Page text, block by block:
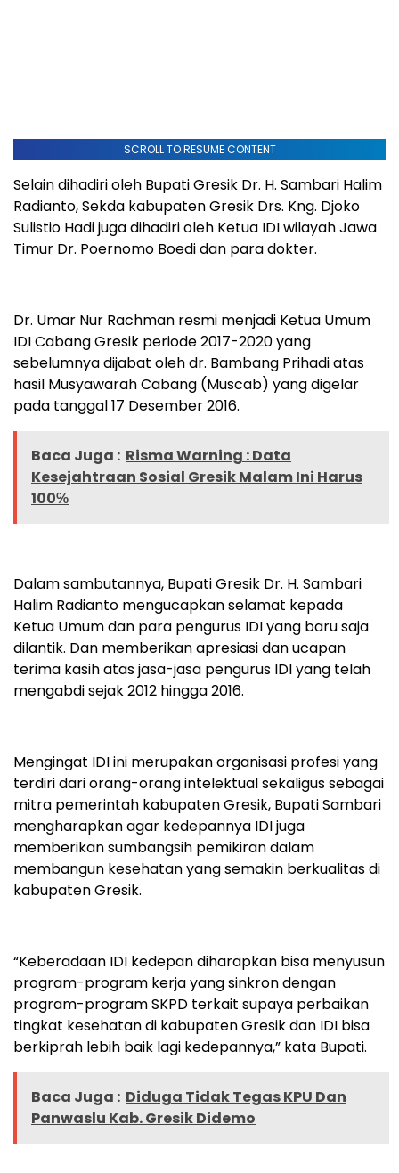
SCROLL TO RESUME CONTENT
Selain dihadiri oleh Bupati Gresik Dr. H. Sambari Halim
Radianto, Sekda kabupaten Gresik Drs. Kng. Djoko
Sulistio Hadi juga dihadiri oleh Ketua IDI wilayah Jawa
Timur Dr. Poernomo Boedi dan para dokter.
Dr. Umar Nur Rachman resmi menjadi Ketua Umum
IDI Cabang Gresik periode 2017-2020 yang
sebelumnya dijabat oleh dr. Bambang Prihadi atas
hasil Musyawarah Cabang (Muscab) yang digelar
pada tanggal 17 Desember 2016.
Baca Juga : Risma Warning : Data
Kesejahtraan Sosial Gresik Malam Ini Harus
100℅
Dalam sambutannya, Bupati Gresik Dr. H. Sambari
Halim Radianto mengucapkan selamat kepada
Ketua Umum dan para pengurus IDI yang baru saja
dilantik. Dan memberikan apresiasi dan ucapan
terima kasih atas jasa-jasa pengurus IDI yang telah
mengabdi sejak 2012 hingga 2016.
Mengingat IDI ini merupakan organisasi profesi yang
terdiri dari orang-orang intelektual sekaligus sebagai
mitra pemerintah kabupaten Gresik, Bupati Sambari
mengharapkan agar kedepannya IDI juga
memberikan sumbangsih pemikiran dalam
membangun kesehatan yang semakin berkualitas di
kabupaten Gresik.
“Keberadaan IDI kedepan diharapkan bisa menyusun
program-program kerja yang sinkron dengan
program-program SKPD terkait supaya perbaikan
tingkat kesehatan di kabupaten Gresik dan IDI bisa
berkiprah lebih baik lagi kedepannya,” kata Bupati.
Baca Juga : Diduga Tidak Tegas KPU Dan
Panwaslu Kab. Gresik Didemo